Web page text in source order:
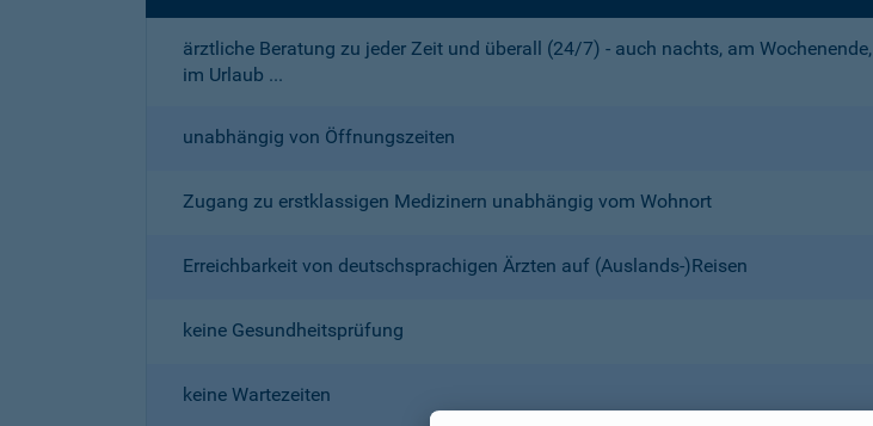
ärztliche Beratung zu jeder Zeit und überall (24/7) - auch nachts, am Wochenende,
im Urlaub ...
unabhängig von Öffnungszeiten
Zugang zu erstklassigen Medizinern unabhängig vom Wohnort
Erreichbarkeit von deutschsprachigen Ärzten auf (Auslands-)Reisen
keine Gesundheitsprüfung
keine Wartezeiten